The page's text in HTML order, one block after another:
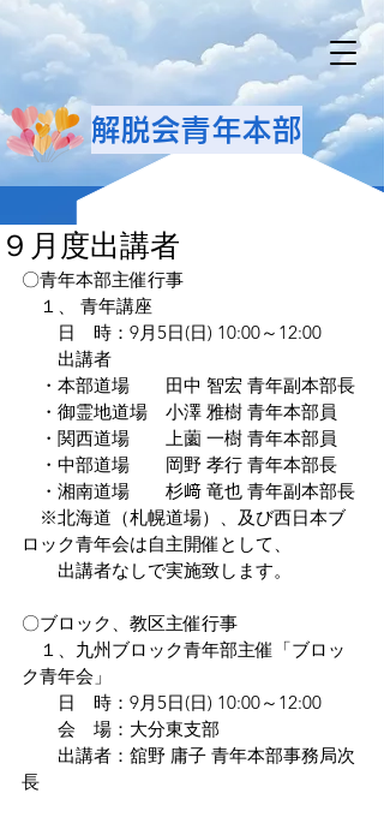
解脱会青年本部
９月度出講者
〇青年本部主催行事
１、 青年講座
日　時：9月5日(日) 10:00～12:00
出講者
・本部道場　　田中 智宏 青年副本部長
・御霊地道場　小澤 雅樹 青年本部員
・関西道場　　上薗 一樹 青年本部員
・中部道場　　岡野 孝行 青年本部長
・湘南道場　　杉﨑 竜也 青年副本部長
※北海道（札幌道場）、及び西日本ブ
ロック青年会は自主開催として、
出講者なしで実施致します。
〇ブロック、教区主催行事
１、九州ブロック青年部主催「ブロッ
ク青年会」
日　時：9月5日(日) 10:00～12:00
会　場：大分東支部
出講者：舘野 庸子 青年本部事務局次
長